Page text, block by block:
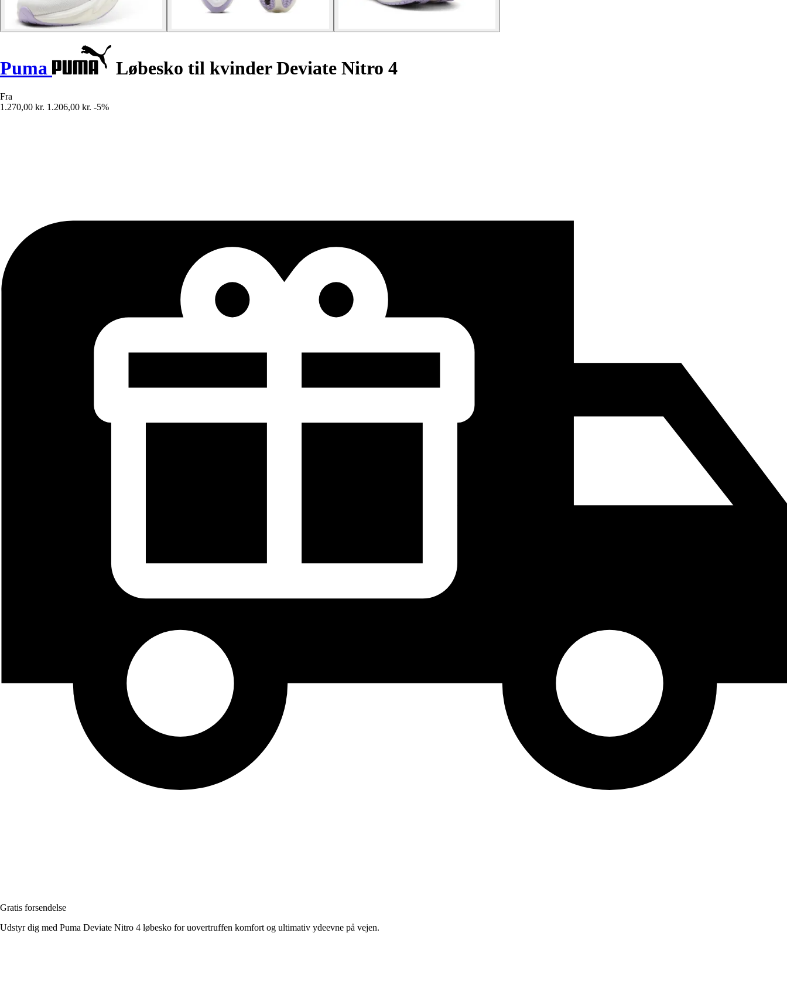
Puma Løbesko til kvinder Deviate Nitro 4
Fra
1.270,00 kr. 1.206,00 kr. -5%
Gratis forsendelse
Udstyr dig med Puma Deviate Nitro 4 løbesko for uovertruffen komfort og ultimativ ydeevne på vejen.